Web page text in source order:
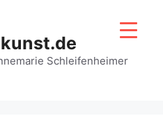
Schleifenheimer